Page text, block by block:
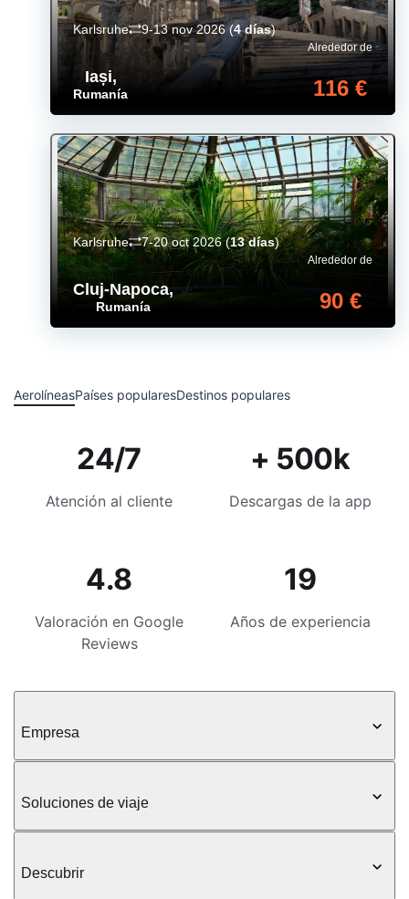
Iași,
Rumanía
Alrededor de
116 €
Karlsruhe 9-13 nov 2026(4 días)
Cluj-Napoca,
Rumanía
Alrededor de
90 €
Karlsruhe 7-20 oct 2026(13 días)
AerolíneasPaíses popularesDestinos populares
24/7
Atención al cliente
+ 500k
Descargas de la app
4.8
Valoración en Google
Reviews
19
Años de experiencia
Empresa
Soluciones de viaje
Descubrir